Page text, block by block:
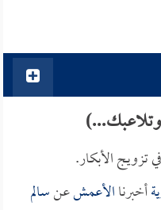
تزويج الأبكار.
أخبرناالأعمشعنسالم